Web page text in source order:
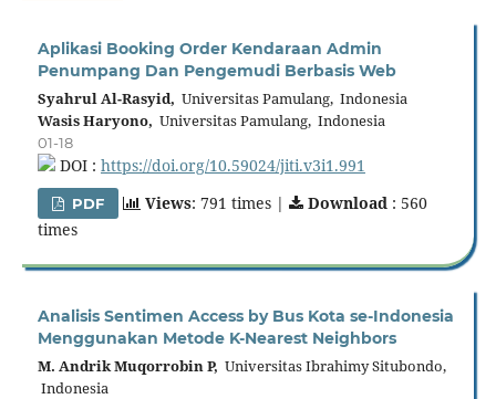
Aplikasi Booking Order Kendaraan Admin
Penumpang Dan Pengemudi Berbasis Web
Syahrul Al-Rasyid, Universitas Pamulang, Indonesia
Wasis Haryono, Universitas Pamulang, Indonesia
01-18
DOI : https://doi.org/10.59024/jiti.v3i1.991
PDF Views: 791 times | Download : 560
times
Analisis Sentimen Access by Bus Kota se-Indonesia
Menggunakan Metode K-Nearest Neighbors
M. Andrik Muqorrobin P, Universitas Ibrahimy Situbondo,
Indonesia